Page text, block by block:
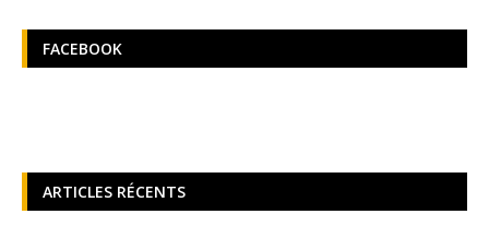
FACEBOOK
ARTICLES RÉCENTS